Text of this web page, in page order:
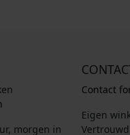
morgen in
Contact
Eigen